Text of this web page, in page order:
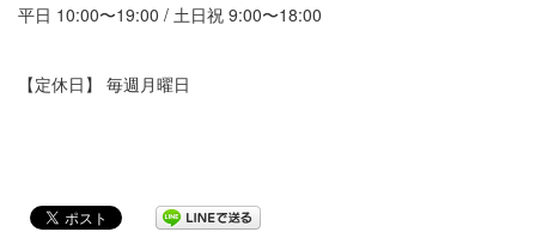
平日 10:00〜19:00 / 土日祝 9:00〜18:00
【定休日】 毎週月曜日